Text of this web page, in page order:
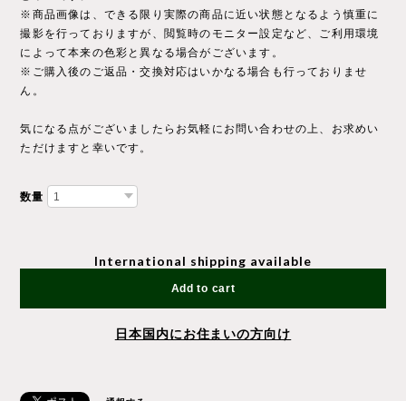
※商品画像は、できる限り実際の商品に近い状態となるよう慎重に
撮影を行っておりますが、閲覧時のモニター設定など、ご利用環境
によって本来の色彩と異なる場合がございます。
※ご購入後のご返品・交換対応はいかなる場合も行っておりませ
ん。
気になる点がございましたらお気軽にお問い合わせの上、お求めい
ただけますと幸いです。
数量
International shipping available
Add to cart
日本国内にお住まいの方向け